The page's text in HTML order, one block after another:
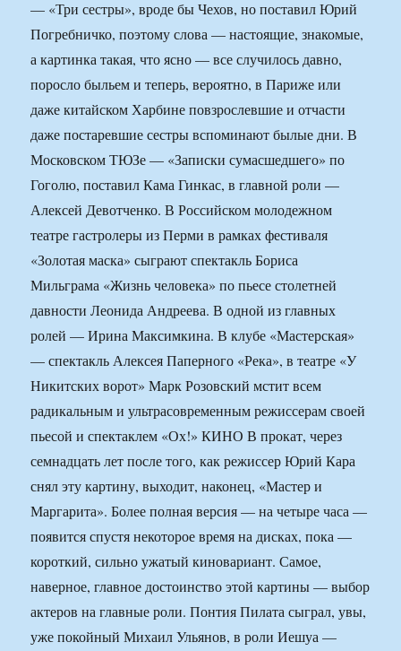
— «Три сестры», вроде бы Чехов, но поставил Юрий
Погребничко, поэтому слова — настоящие, знакомые,
а картинка такая, что ясно — все случилось давно,
поросло быльем и теперь, вероятно, в Париже или
даже китайском Харбине повзрослевшие и отчасти
даже постаревшие сестры вспоминают былые дни. В
Московском ТЮЗе — «Записки сумасшедшего» по
Гоголю, поставил Кама Гинкас, в главной роли —
Алексей Девотченко. В Российском молодежном
театре гастролеры из Перми в рамках фестиваля
«Золотая маска» сыграют спектакль Бориса
Мильграма «Жизнь человека» по пьесе столетней
давности Леонида Андреева. В одной из главных
ролей — Ирина Максимкина. В клубе «Мастерская»
— спектакль Алексея Паперного «Река», в театре «У
Никитских ворот» Марк Розовский мстит всем
радикальным и ультрасовременным режиссерам своей
пьесой и спектаклем «Ох!» КИНО В прокат, через
семнадцать лет после того, как режиссер Юрий Кара
снял эту картину, выходит, наконец, «Мастер и
Маргарита». Более полная версия — на четыре часа —
появится спустя некоторое время на дисках, пока —
короткий, сильно ужатый киновариант. Самое,
наверное, главное достоинство этой картины — выбор
актеров на главные роли. Понтия Пилата сыграл, увы,
уже покойный Михаил Ульянов, в роли Иешуа —